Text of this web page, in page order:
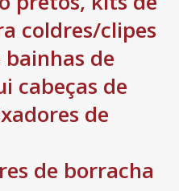
coldres/clipes
de
cabeças de
de
de borracha